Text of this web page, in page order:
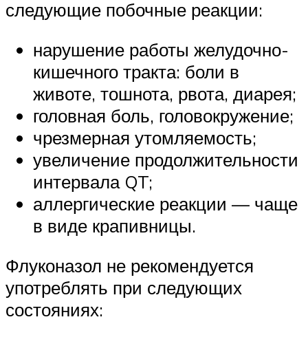
следующие побочные реакции:
нарушение работы желудочно-
кишечного тракта: боли в
животе, тошнота, рвота, диарея;
головная боль, головокружение;
чрезмерная утомляемость;
увеличение продолжительности
интервала QT;
аллергические реакции — чаще
в виде крапивницы.
Флуконазол не рекомендуется
употреблять при следующих
состояниях: